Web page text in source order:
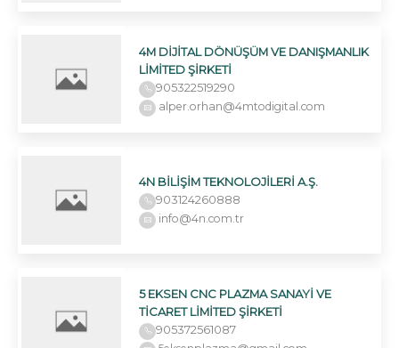
4M DİJİTAL DÖNÜŞÜM VE DANIŞMANLIK
LİMİTED ŞİRKETİ
905322519290
alper.orhan@4mtodigital.com
4N BİLİŞİM TEKNOLOJİLERİ A.Ş.
903124260888
info@4n.com.tr
5 EKSEN CNC PLAZMA SANAYİ VE
TİCARET LİMİTED ŞİRKETİ
905372561087